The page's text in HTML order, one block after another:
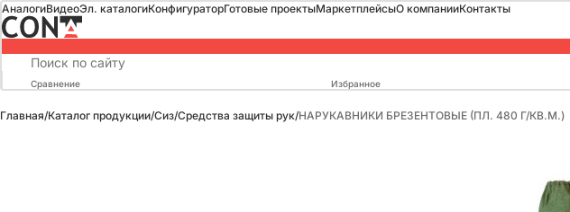
АналогиВидеоЭл. каталогиКонфигураторГотовые проектыМаркетплейсыО компанииКонтакты
Сравнение Избранное
Главная/Каталог продукции/Сиз/Средства защиты рук/НАРУКАВНИКИ БРЕЗЕНТОВЫЕ (ПЛ. 480 Г/КВ.М.)